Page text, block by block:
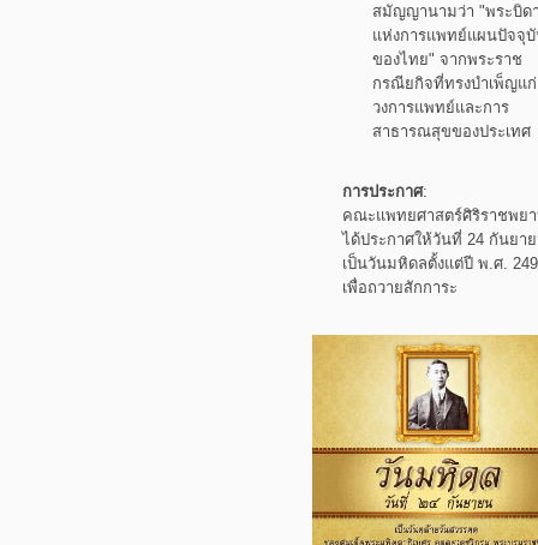
สมัญญานามว่า "พระบิด
แห่งการแพทย์แผนปัจจุ
ของไทย" จากพระราช
กรณียกิจที่ทรงบำเพ็ญแก่
วงการแพทย์และการ
สาธารณสุขของประเทศ
การประกาศ:
คณะแพทยศาสตร์ศิริราชพย
ได้ประกาศให้วันที่ 24 กันยา
เป็นวันมหิดลตั้งแต่ปี พ.ศ.
เพื่อถวายสักการะ